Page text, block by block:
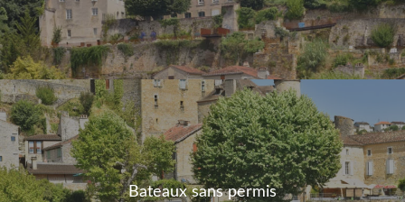
Bateaux sans permis